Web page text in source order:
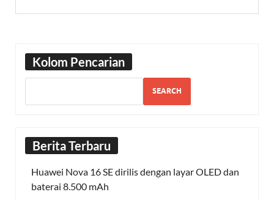
Kolom Pencarian
SEARCH
Berita Terbaru
Huawei Nova 16 SE dirilis dengan layar OLED dan
baterai 8.500 mAh